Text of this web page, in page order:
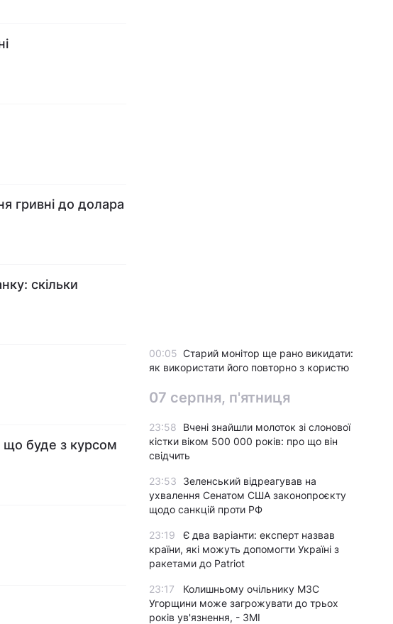
гривні до долара
скільки
що буде з курсом
00:05 Старий монітор ще рано викидати:
як використати його повторно з користю
07 серпня, п'ятниця
23:58
Вчені знайшли молоток зі слонової
кістки віком 500 000 років: про що він
свідчить
23:53
Зеленський відреагував на
ухвалення Сенатом США законопроєкту
щодо санкцій проти РФ
23:19
Є два варіанти: експерт назвав
країни, які можуть допомогти Україні з
ракетами до Patriot
23:17
Колишньому очільнику МЗС
Угорщини може загрожувати до трьох
років ув'язнення, - ЗМІ